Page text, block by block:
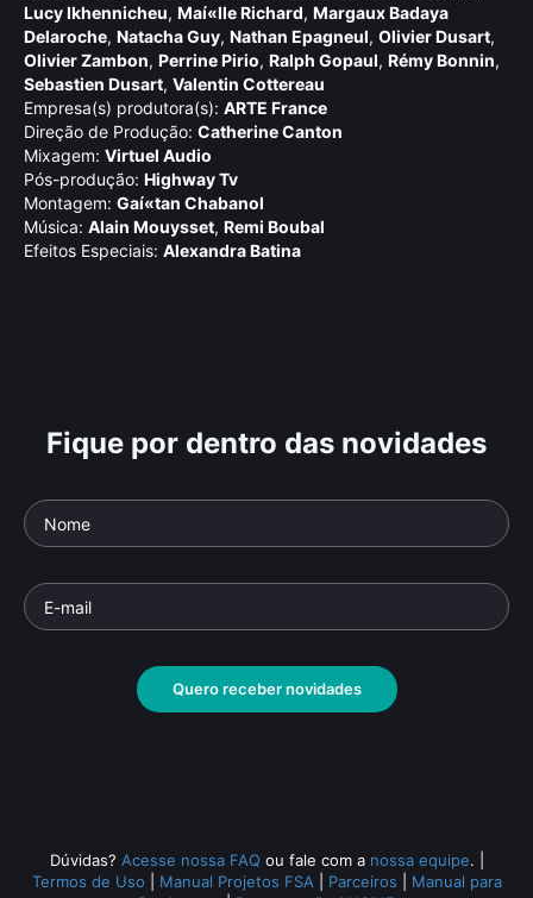
Lucy Ikhennicheu, Maí«lle Richard, Margaux Badaya
Delaroche, Natacha Guy, Nathan Epagneul, Olivier Dusart,
Olivier Zambon, Perrine Pirio, Ralph Gopaul, Rémy Bonnin,
Sebastien Dusart, Valentin Cottereau
Empresa(s) produtora(s): ARTE France
Direção de Produção: Catherine Canton
Mixagem: Virtuel Audio
Pós-produção: Highway Tv
Montagem: Gaí«tan Chabanol
Música: Alain Mouysset, Remi Boubal
Efeitos Especiais: Alexandra Batina
Parte
Fique por dentro das novidades
Quero receber novidades
Dúvidas? Acesse nossa FAQ ou fale com a nossa equipe.
Termos de Uso
Manual Projetos FSA Parceiros
Manual para